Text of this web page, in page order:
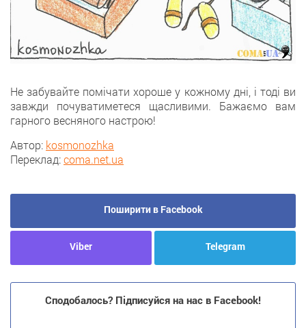
Не забувайте помічати хороше у кожному дні, і тоді ви
завжди почуватиметеся щасливими. Бажаємо вам
гарного весняного настрою!
Автор: kosmonozhka
Переклад:coma.net.ua
Поширити в Facebook
Viber Telegram
Сподобалось? Підписуйся на нас в Facebook!